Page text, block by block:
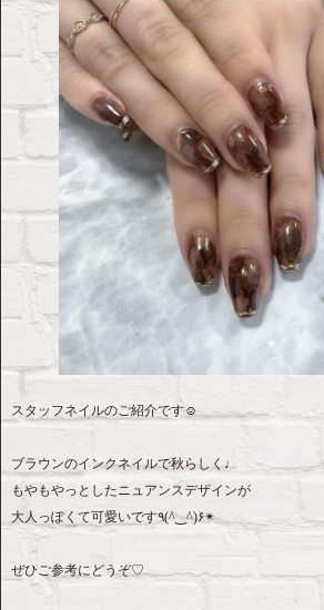
スタッフネイルのご紹介です☺︎
ブラウンのインクネイルで秋らしく♩
もやもやっとしたニュアンスデザインが
大人っぽくて可愛いです٩(^‿^)۶✴︎
ぜひご参考にどうぞ♡